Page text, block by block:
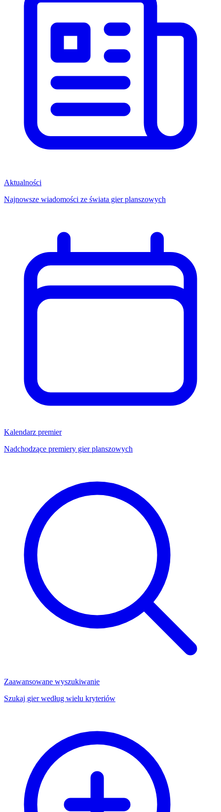
Aktualności
Najnowsze wiadomości ze świata gier planszowych
Kalendarz premier
Nadchodzące premiery gier planszowych
Zaawansowane wyszukiwanie
Szukaj gier według wielu kryteriów